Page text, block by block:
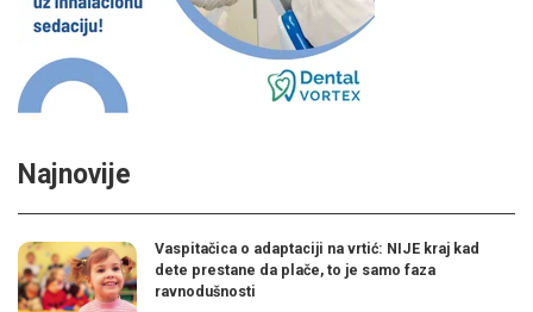
Najnovije
Vaspitačica o adaptaciji na vrtić: NIJE kraj kad
dete prestane da plače, to je samo faza
ravnodušnosti